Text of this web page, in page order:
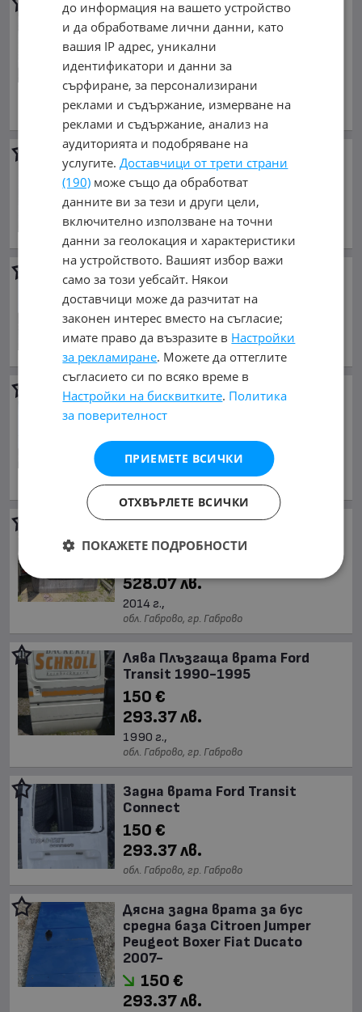
Дясна Плъзгаща Врата
EXPERT PROACE 16- VIVARO
230 €
449.84 лв.
юли 2016 г.,
обл. Габрово, гр. Габрово
Задна лява врата Toyota
Proace/ Jumpy/ Expert
190 €
371.61 лв.
Задна врата Багажник
Peugeot Traveller
255 €
498.74 лв.
обл. Габрово, гр. Габрово
Задна Лява Плъзгаща Врата
Mercedes Vito W447 14-23
361.83 лв.
обл. Габрово, гр. Габрово
Задна врата за Mercedes V-
Class Vito 2014-
528.07 лв.
2014 г.,
обл. Габрово, гр. Габрово
Лява Плъзгаща врата Ford
Transit 1990-1995
150 €
293.37 лв.
1990 г.,
обл. Габрово, гр. Габрово
Задна врата Ford Transit
Connect
150 €
293.37 лв.
обл. Габрово, гр. Габрово
Дясна задна врата за бус
средна база Citroen Jumper
Peugeot Boxer Fiat Ducato
2007-
150 €
293.37 лв.
до информация на вашето устройство
и да обработваме лични данни, като
вашия IP адрес, уникални
идентификатори и данни за
сърфиране, за персонализирани
реклами и съдържание, измерване на
реклами и съдържание, анализ на
аудиторията и подобряване на
услугите.Доставчици от трети страни
(190) може също да обработват
данните ви за тези и други цели,
включително използване на точни
данни за геолокация и характеристики
на устройството. Вашият избор важи
само за този уебсайт. Някои
доставчици може да разчитат на
законен интерес вместо на съгласие;
имате право да възразите в Настройки
за рекламиране. Можете да оттеглите
съгласието си по всяко време в
Настройки на бисквитките. Политика
за поверителност
ПРИЕМЕТЕ ВСИЧКИ
ОТХВЪРЛЕТЕ ВСИЧКИ
ПОКАЖЕТЕ ПОДРОБНОСТИ